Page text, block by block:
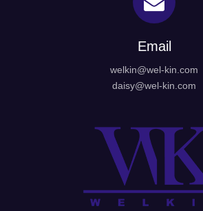
Email
welkin@wel-kin.com
daisy@wel-kin.com